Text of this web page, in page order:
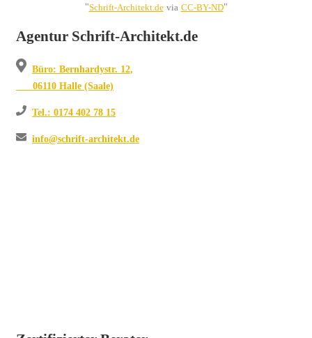
"Schrift-Architekt.de via CC-BY-ND"
Agentur Schrift-Architekt.de
Büro: Bernhardystr. 12,
06110 Halle (Saale)
Tel.: 0174 402 78 15
info@schrift-architekt.de